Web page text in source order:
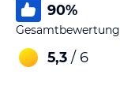
90%
Gesamtbewertung
5,3 / 6